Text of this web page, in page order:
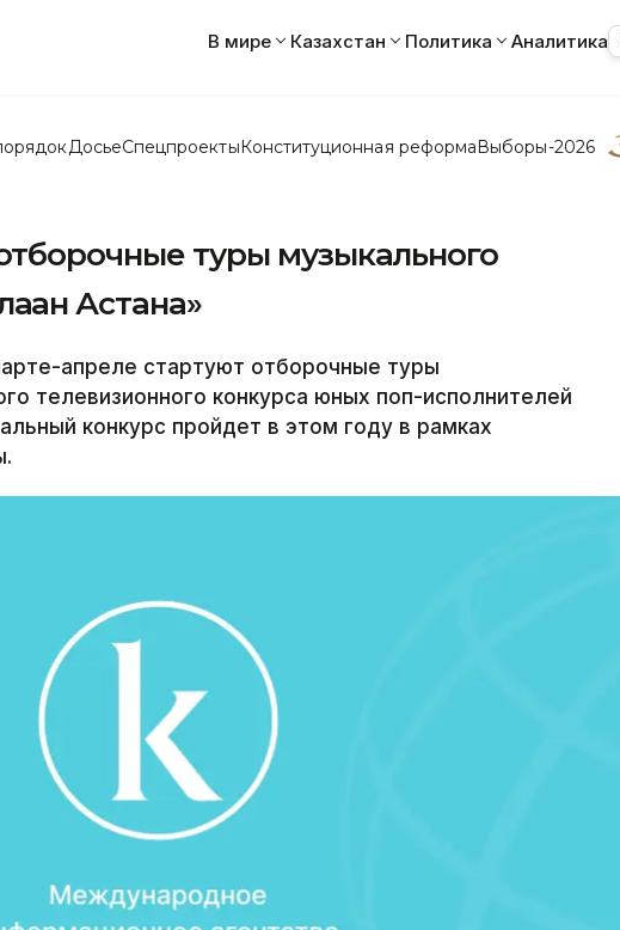
В мире Казахстан Политика Аналитика
ДосьеСпецпроектыКонституционная реформаВыборы-2026
туры музыкального
Астана»
апреле стартуют отборочные туры
телевизионного конкурса юных поп-исполнителей
конкурс пройдет в этом году в рамках